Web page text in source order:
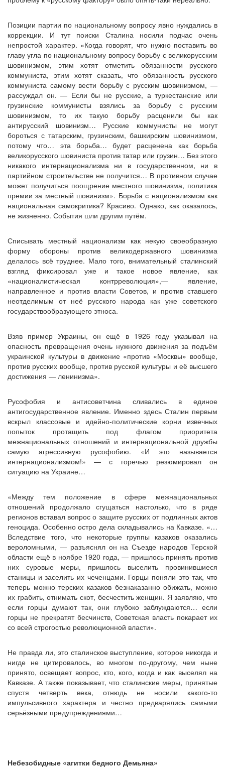
Позиции партии по национальному вопросу явно нуждались в
коррекции. И тут поиски Сталина носили подчас очень
непростой характер. «Когда говорят, что нужно поставить во
главу угла по национальному вопросу борьбу с великорусским
шовинизмом, этим хотят отметить обязанности русского
коммуниста, этим хотят сказать, что обязанность русского
коммуниста самому вести борьбу с русским шовинизмом, —
рассуждал он. — Если бы не русские, а туркестанские или
грузинские коммунисты взялись за борьбу с русским
шовинизмом, то их такую борьбу расценили бы как
антирусский шовинизм… Русские коммунисты не могут
бороться с татарским, грузинским, башкирским шовинизмом,
потому что… эта борьба… будет расценена как борьба
великорусского шовиниста против татар или грузин… Без этого
никакого интернационализма ни в государственном, ни в
партийном строительстве не получится… В противном случае
может получиться поощрение местного шовинизма, политика
премии за местный шовинизм». Борьба с национализмом как
национальная самокритика? Красиво. Однако, как оказалось,
не жизненно. События шли другим путём.
Списывать местный национализм как некую своеобразную
форму обороны против великодержавного шовинизма
делалось всё труднее. Мало того, внимательный сталинский
взгляд фиксировал уже и такое новое явление, как
«националистическая контрреволюция»,— явление,
направленное и против власти Советов, и против ставшего
неотделимым от неё русского народа как уже советского
государствообразующего этноса.
Взяв пример Украины, он ещё в 1926 году указывал на
опасность превращения очень нужного движения за подъём
украинской культуры в движение «против «Москвы» вообще,
против русских вообще, против русской культуры и её высшего
достижения — ленинизма».
Русофобия и антисоветчина сливались в единое
антигосударственное явление. Именно здесь Сталин первым
вскрыл классовые и идейно-политические корни извечных
попыток протащить под флагом приоритета
межнациональных отношений и интернациональной дружбы
самую агрессивную русофобию. «И это называется
интернационализмом!» — с горечью резюмировал он
ситуацию на Украине…
«Между тем положение в сфере межнациональных
отношений продолжало сгущаться настолько, что в ряде
регионов вставал вопрос о защите русских от подлинных актов
геноцида. Особенно остро дела складывались на Кавказе. «…
Вследствие того, что некоторые группы казаков оказались
вероломными, — разъяснял он на Съезде народов Терской
области ещё в ноябре 1920 года, — пришлось принять против
них суровые меры, пришлось выселить провинившиеся
станицы и заселить их чеченцами. Горцы поняли это так, что
теперь можно терских казаков безнаказанно обижать, можно
их грабить, отнимать скот, бесчестить женщин. Я заявляю, что
если горцы думают так, они глубоко заблуждаются… если
горцы не прекратят бесчинств, Советская власть покарает их
со всей строгостью революционной власти».
Не правда ли, это сталинское выступление, которое никогда и
нигде не цитировалось, во многом по-другому, чем ныне
принято, освещает вопрос, кто, кого, когда и как выселял на
Кавказе. А также показывает, что сталинские меры, принятые
спустя четверть века, отнюдь не носили какого-то
импульсивного характера и честно предварялись самыми
серьёзными предупреждениями…
Небезобидные «агитки бедного Демьяна»